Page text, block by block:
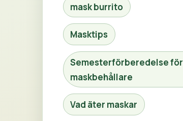
mask burrito
Masktips
Semesterförberedelse för
maskbehållare
Vad äter maskar